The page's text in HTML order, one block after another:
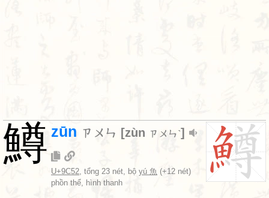
鱒 zūn ㄗㄨㄣ [zùn ㄗㄨㄣˋ]
U+9C52, tổng 23 nét, bộ yú 魚 (+12 nét)
phồn thể, hình thanh